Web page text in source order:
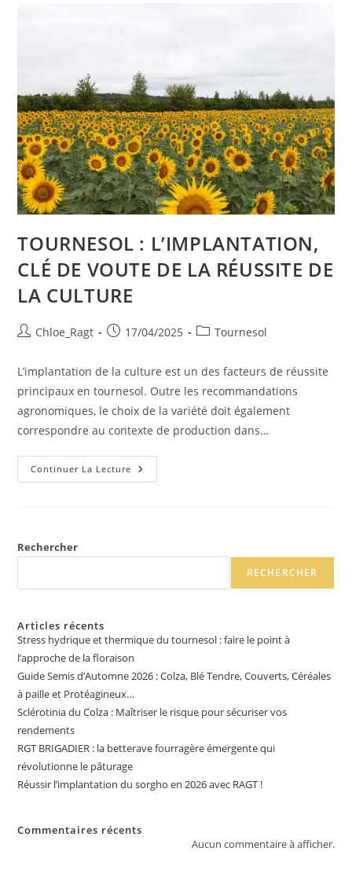
TOURNESOL : L’IMPLANTATION,
CLÉ DE VOUTE DE LA RÉUSSITE DE
LA CULTURE
Chloe_Ragt 17/04/2025 Tournesol
L’implantation de la culture est un des facteurs de réussite
principaux en tournesol. Outre les recommandations
agronomiques, le choix de la variété doit également
correspondre au contexte de production dans…
Continuer La Lecture
Rechercher
RECHERCHER
Articles récents
Stress hydrique et thermique du tournesol : faire le point à
l’approche de la floraison
Guide Semis d’Automne 2026 : Colza, Blé Tendre, Couverts, Céréales
à paille et Protéagineux…
Sclérotinia du Colza : Maîtriser le risque pour sécuriser vos
rendements
RGT BRIGADIER : la betterave fourragère émergente qui
révolutionne le pâturage
Réussir l’implantation du sorgho en 2026 avec RAGT !
Commentaires récents
Aucun commentaire à afficher.